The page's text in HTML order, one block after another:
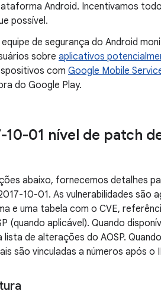
Android. Incentivamos
possível.
equipe de segurança do Android
sobre aplicativos
com Google Mobile
do Google Play.
10-01 nível de patch
abaixo, fornecemos detalhes
10-01. As vulnerabilidades são
e uma tabela com o CVE,
(quando aplicável). Quando
lista de alterações do AOSP.
são vinculadas a números após o